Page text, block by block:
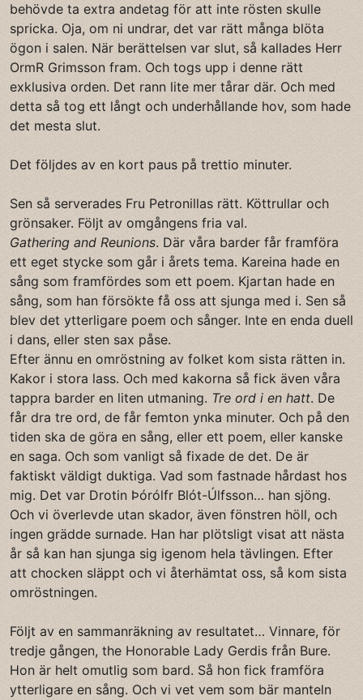
behövde ta extra andetag för att inte rösten skulle
spricka. Oja, om ni undrar, det var rätt många blöta
ögon i salen. När berättelsen var slut, så kallades Herr
OrmR Grimsson fram. Och togs upp i denne rätt
exklusiva orden. Det rann lite mer tårar där. Och med
detta så tog ett långt och underhållande hov, som hade
det mesta slut.
Det följdes av en kort paus på trettio minuter.
Sen så serverades Fru Petronillas rätt. Köttrullar och
grönsaker. Följt av omgångens fria val.
Gathering and Reunions. Där våra barder får framföra
ett eget stycke som går i årets tema. Kareina hade en
sång som framfördes som ett poem. Kjartan hade en
sång, som han försökte få oss att sjunga med i. Sen så
blev det ytterligare poem och sånger. Inte en enda duell
i dans, eller sten sax påse.
Efter ännu en omröstning av folket kom sista rätten in.
Kakor i stora lass. Och med kakorna så fick även våra
tappra barder en liten utmaning. Tre ord i en hatt. De
får dra tre ord, de får femton ynka minuter. Och på den
tiden ska de göra en sång, eller ett poem, eller kanske
en saga. Och som vanligt så fixade de det. De är
faktiskt väldigt duktiga. Vad som fastnade hårdast hos
mig. Det var Drotin Þórólfr Blót-Úlfsson… han sjöng.
Och vi överlevde utan skador, även fönstren höll, och
ingen grädde surnade. Han har plötsligt visat att nästa
år så kan han sjunga sig igenom hela tävlingen. Efter
att chocken släppt och vi återhämtat oss, så kom sista
omröstningen.
Följt av en sammanräkning av resultatet… Vinnare, för
tredje gången, the Honorable Lady Gerdis från Bure.
Hon är helt omutlig som bard. Så hon fick framföra
ytterligare en sång. Och vi vet vem som bär manteln